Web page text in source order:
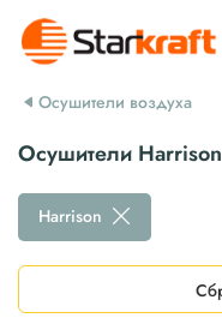
Осушители воздуха
Осушители
Harrison